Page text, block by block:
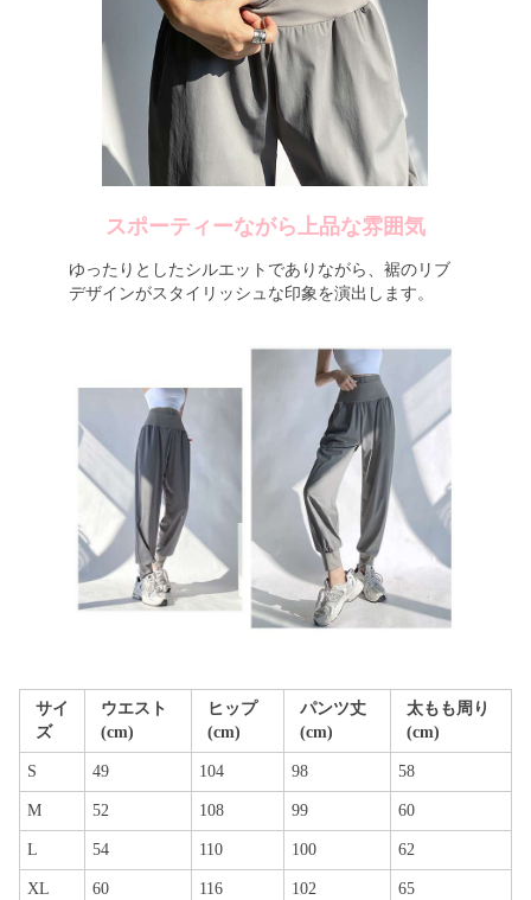
スポーティーながら上品な雰囲気
ゆったりとしたシルエットでありながら、裾のリブ
デザインがスタイリッシュな印象を演出します。
サイ
ズ
ウエスト
(cm)
ヒップ
(cm)
パンツ丈
(cm)
太もも周り
(cm)
S 49 104 98 58
M 52 108 99 60
L 54 110 100 62
XL 60 116 102 65